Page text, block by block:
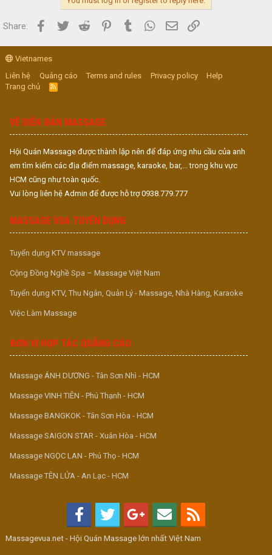
Share: Facebook
Twitter Reddit PinterestTumblr WhatsApp
Email
Vietnames
Liên hệ
Quảng cáo Terms and rules Privacy policy
Help
Trang chủ
R
S
VỀ DIỄN ĐÀN MASSAGE
Hội Quán Massage được thành lập nên để đáp ứng nhu cầu của anh
em tìm kiếm các địa điểm massage, karaoke, bar,... trong khu vực
HCM cũng như toàn quốc.
Vui lòng liên hệ Admin để được hỗ trợ 0938.779.777
MASSAGE VUA TUYỂN DỤNG
Tuyển dụng KTV massage
Cộng Đồng Nghề Spa – Massage Việt Nam
Tuyển dụng KTV, Thu Ngân, Quản Lý - Massage, Nhà Hàng, Karaoke
Việc Làm Massage
ĐƠN VỊ HỢP TÁC QUẢNG CÁO
Massage ÁNH DƯƠNG - Tân Sơn Nhì - HCM
Massage VINH TIÊN - Phú Thạnh - HCM
Massage BANGKOK - Tân Sơn Hòa - HCM
Massage SAIGON STAR - Xuân Hòa - HCM
Massage NGỌC LAN - Phú Thọ - HCM
Massage TÊN LỬA - An Lạc - HCM
Massagevua.net - Hội Quán Massage lớn nhất Việt Nam